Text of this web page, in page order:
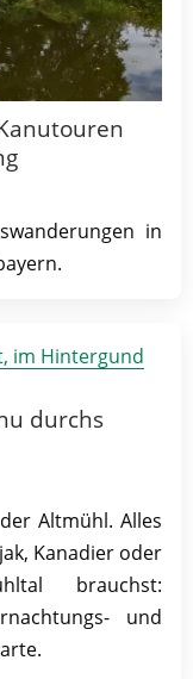
in
durchs
Altmühl. Alles
Kanadier oder
brauchst:
und